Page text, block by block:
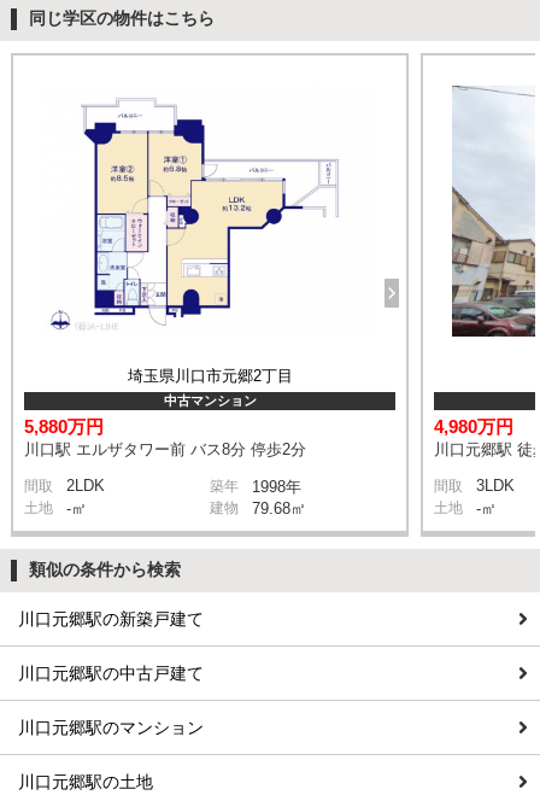
同じ学区の物件はこちら
埼玉県川口市元郷2丁目
中古マンション
5,880万円
川口駅 エルザタワー前 バス8分 停歩2分
間取 2LDK 築年 1998年
土地 -㎡ 建物 79.68㎡
4,980万円
川口元郷駅 徒
間取 3LDK
土地 -㎡
類似の条件から検索
川口元郷駅の新築戸建て
川口元郷駅の中古戸建て
川口元郷駅のマンション
川口元郷駅の土地